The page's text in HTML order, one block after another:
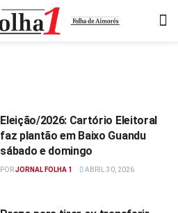
Eleição/2026: Cartório Eleitoral
faz plantão em Baixo Guandu
sábado e domingo
PORJORNAL FOLHA 1 ABRIL 30, 2026